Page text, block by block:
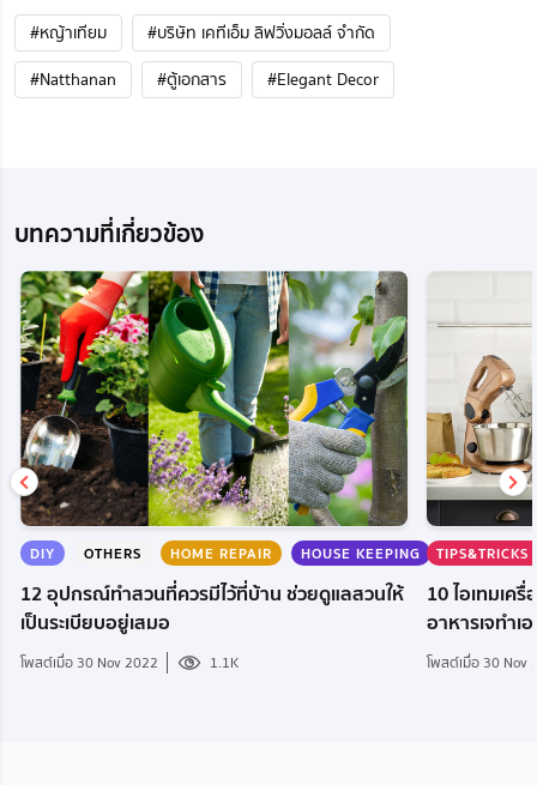
#หญ้าเทียม
#บริษัท เคทีเอ็ม ลิฟวิ่งมอลล์ จำกัด
#Natthanan
#ตู้เอกสาร #Elegant Decor
บทความที่เกี่ยวข้อง
DIY OTHERS HOME REPAIR HOUSE KEEPING
12 อุปกรณ์ทำสวนที่ควรมีไว้ที่บ้าน ช่วยดูแลสวนให้
เป็นระเบียบอยู่เสมอ
โพสต์เมื่อ 30 Nov 2022 1.1K
TIPS&TRICKS
10 ไอเทมเค
อาหารเจทำเ
โพสต์เมื่อ 30 Nov